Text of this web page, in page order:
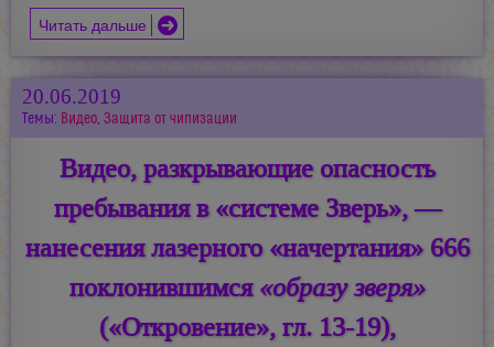
Читать дальше
20.06.2019
Темы: Видео, Защита от чипизации
Видео, разкрывающие опасность
пребывания в «системе Зверь», —
нанесения лазерного «начертания» 666
поклонившимся«образу зверя»
(«Откровение», гл. 13-19),